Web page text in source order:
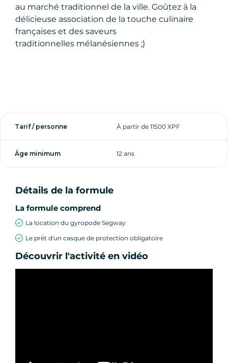
au marché traditionnel de la ville. Goûtez à la
délicieuse association de la touche culinaire
françaises et des saveurs
traditionnelles mélanésiennes ;)
Tarif / personne À partir de 11500 XPF
Âge minimum 12 ans
Détails de la formule
La formule comprend
La location du gyropode Segway
Le prêt d'un casque de protection obligatoire
Découvrir l'activité en vidéo